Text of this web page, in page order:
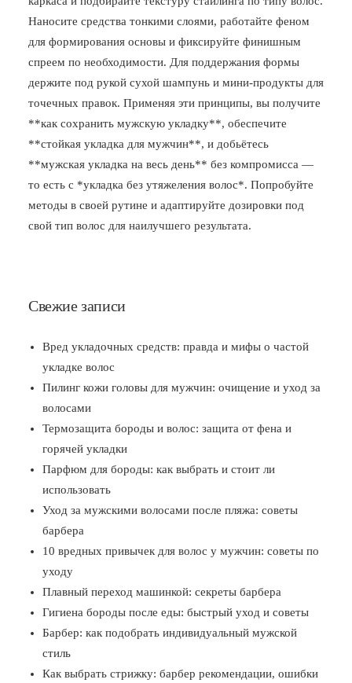
Наносите средства тонкими слоями, работайте феном
для формирования основы и фиксируйте финишным
спреем по необходимости. Для поддержания формы
держите под рукой сухой шампунь и мини-продукты для
точечных правок. Применяя эти принципы, вы получите
**как сохранить мужскую укладку**, обеспечите
**стойкая укладка для мужчин**, и добьётесь
**мужская укладка на весь день** без компромисса —
то есть с *укладка без утяжеления волос*. Попробуйте
методы в своей рутине и адаптируйте дозировки под
свой тип волос для наилучшего результата.
Свежие записи
Вред укладочных средств: правда и мифы о частой
укладке волос
Пилинг кожи головы для мужчин: очищение и уход за
волосами
Термозащита бороды и волос: защита от фена и
горячей укладки
Парфюм для бороды: как выбрать и стоит ли
использовать
Уход за мужскими волосами после пляжа: советы
барбера
10 вредных привычек для волос у мужчин: советы по
уходу
Плавный переход машинкой: секреты барбера
Гигиена бороды после еды: быстрый уход и советы
Барбер: как подобрать индивидуальный мужской
стиль
Как выбрать стрижку: барбер рекомендации, ошибки